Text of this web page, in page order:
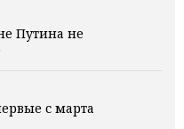
Путина не
с марта